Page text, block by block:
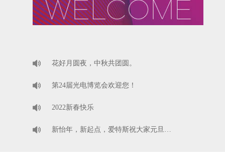
花好月圆夜，中秋共团圆。
第24届光电博览会欢迎您！
2022新春快乐
新怡年，新起点，爱特斯祝大家元旦…